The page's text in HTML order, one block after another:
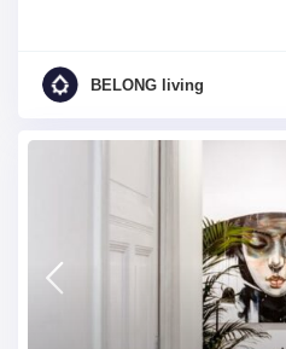
BELONG living